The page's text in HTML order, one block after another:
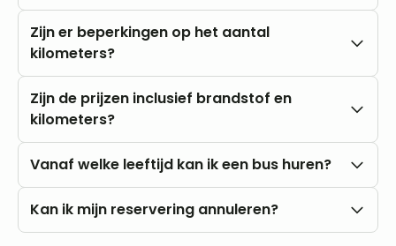
Zijn er beperkingen op het aantal
kilometers?
Nee, u rijdt altijd met onbeperkte kilometers.
Zijn de prijzen inclusief brandstof en
kilometers?
Onze prijzen zijn altijd inclusief btw en
eigen rekening.
Vanaf welke leeftijd kan ik een bus huren?
U kunt al vanaf 18 jaar bij ons huren, mits u in het
Kan ik mijn reservering annuleren?